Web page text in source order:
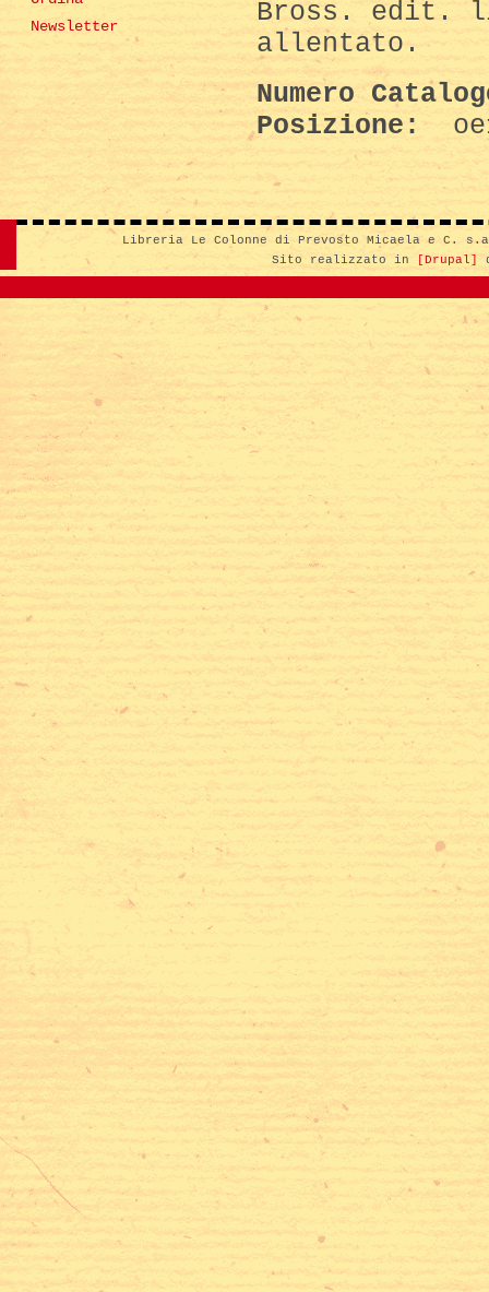
Newsletter
Bross. edit.
allentato.
Numero
Posizione:
Libreria Le Colonne di Prevosto Micaela e C.
Sito realizzato in
[Drupal]